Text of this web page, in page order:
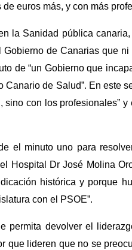
euros más, y con más
la Sanidad pública
de Canarias que
de “un Gobierno que
de Salud”. En este
con los profesionales”
el minuto uno para
Hospital Dr José Molina
histórica y porque
con el PSOE”.
permita devolver el
lideren que no se